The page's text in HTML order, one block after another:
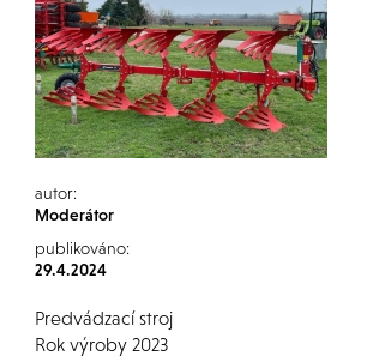
autor:
Moderátor
publikováno:
29.4.2024
Predvádzací stroj
Rok výroby 2023